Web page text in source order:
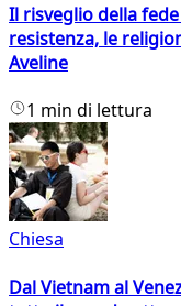
Il risveglio della
resistenza, le
Aveline
1 min di lettura
Chiesa
Dal Vietnam al